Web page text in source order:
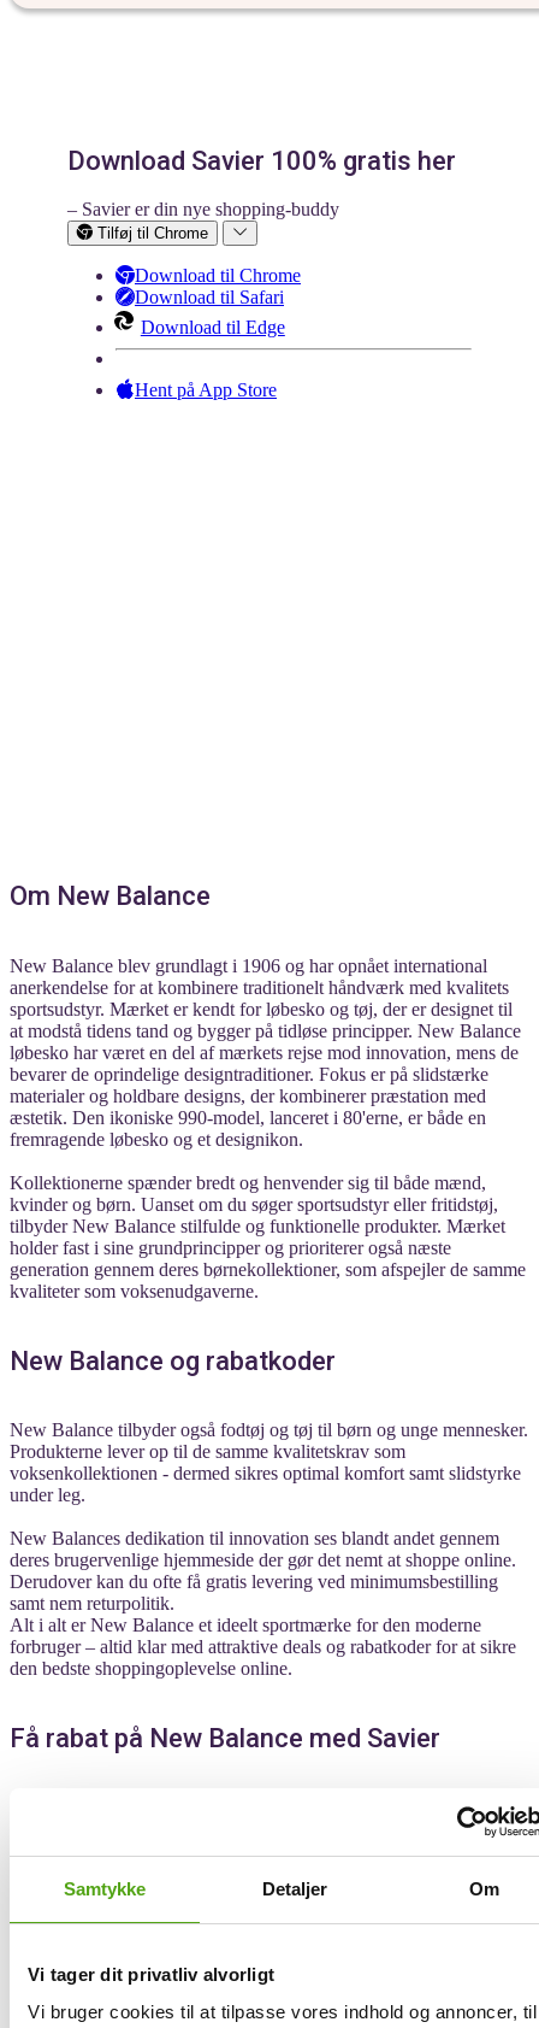
Samtykke Detaljer Om
Vi tager dit privatliv alvorligt
Vi bruger cookies til at tilpasse vores indhold og annoncer,
Download Savier 100% gratis her
– Savier er din nye shopping-buddy
Tilføj til Chrome
Download til Chrome
Download til Safari
Download til Edge
Hent på App Store
Om New Balance
New Balance blev grundlagt i 1906 og har opnået international
anerkendelse for at kombinere traditionelt håndværk med kvalitets
sportsudstyr. Mærket er kendt for løbesko og tøj, der er designet til
at modstå tidens tand og bygger på tidløse principper. New Balance
løbesko har været en del af mærkets rejse mod innovation, mens de
bevarer de oprindelige designtraditioner. Fokus er på slidstærke
materialer og holdbare designs, der kombinerer præstation med
æstetik. Den ikoniske 990-model, lanceret i 80'erne, er både en
fremragende løbesko og et designikon.
Kollektionerne spænder bredt og henvender sig til både mænd,
kvinder og børn. Uanset om du søger sportsudstyr eller fritidstøj,
tilbyder New Balance stilfulde og funktionelle produkter. Mærket
holder fast i sine grundprincipper og prioriterer også næste
generation gennem deres børnekollektioner, som afspejler de samme
kvaliteter som voksenudgaverne.
New Balance og rabatkoder
New Balance tilbyder også fodtøj og tøj til børn og unge mennesker.
Produkterne lever op til de samme kvalitetskrav som
voksenkollektionen - dermed sikres optimal komfort samt slidstyrke
under leg.
New Balances dedikation til innovation ses blandt andet gennem
deres brugervenlige hjemmeside der gør det nemt at shoppe online.
Derudover kan du ofte få gratis levering ved minimumsbestilling
samt nem returpolitik.
Alt i alt er New Balance et ideelt sportmærke for den moderne
forbruger – altid klar med attraktive deals og rabatkoder for at sikre
den bedste shoppingoplevelse online.
Få rabat på New Balance med Savier
Rabatkoder også kendt som kampagnekoder eller kuponkoder,
spiller en væsentlig rolle i online shopping ved at give forbrugerne
mulighed for at spare penge. Med rabatkoder kan du nemlig opnå
For at få det maksimale ud af rabatkoder er det vigtigt, at du har en
Med Savier behøver du ikke lede efter rabatkoder igen. Savier tester
automatisk alle rabatkoder og anvender den med den største rabat